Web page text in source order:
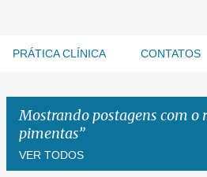
PRÁTICA CLÍNICA CONTATOS
Mostrando postagens com o
pimentas
VER TODOS